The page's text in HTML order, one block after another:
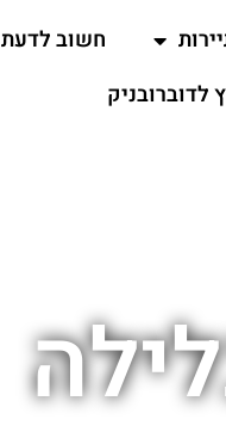
חשוב לדעת
לדוברובניק